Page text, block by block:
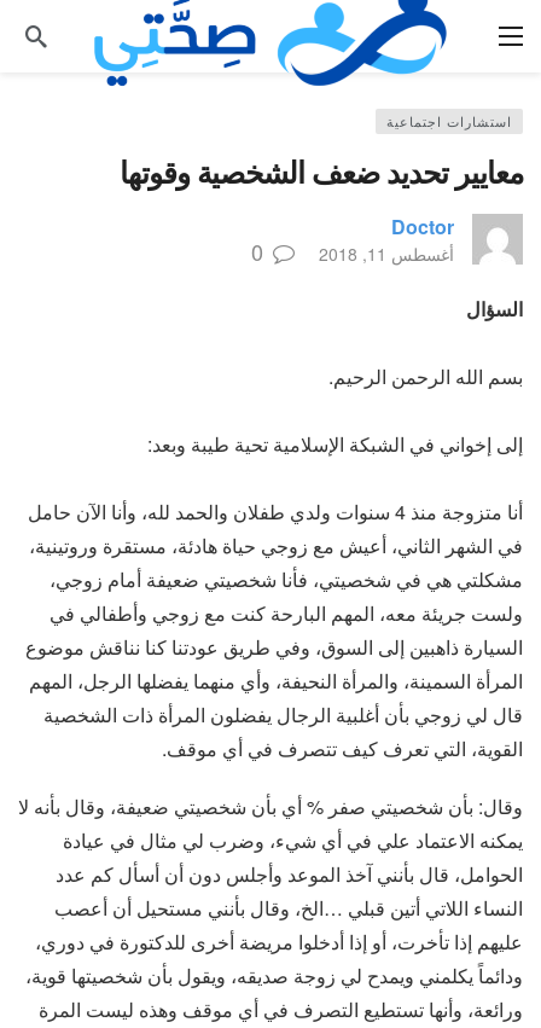
استشارات اجتماعية
معايير تحديد ضعف الشخصية وقوتها
Doctor
أغسطس 11, 2018 0
السؤال
بسم الله الرحمن الرحيم.
إلى إخواني في الشبكة الإسلامية تحية طيبة وبعد:
أنا متزوجة منذ 4 سنوات ولدي طفلان والحمد لله، وأنا الآن حامل
في الشهر الثاني، أعيش مع زوجي حياة هادئة، مستقرة وروتينية،
مشكلتي هي في شخصيتي، فأنا شخصيتي ضعيفة أمام زوجي،
ولست جريئة معه، المهم البارحة كنت مع زوجي وأطفالي في
السيارة ذاهبين إلى السوق، وفي طريق عودتنا كنا نناقش موضوع
المرأة السمينة، والمرأة النحيفة، وأي منهما يفضلها الرجل، المهم
قال لي زوجي بأن أغلبية الرجال يفضلون المرأة ذات الشخصية
القوية، التي تعرف كيف تتصرف في أي موقف.
وقال: بأن شخصيتي صفر % أي بأن شخصيتي ضعيفة، وقال بأنه لا
يمكنه الاعتماد علي في أي شيء، وضرب لي مثال في عيادة
الحوامل، قال بأنني آخذ الموعد وأجلس دون أن أسأل كم عدد
النساء اللاتي أتين قبلي …الخ، وقال بأنني مستحيل أن أعصب
عليهم إذا تأخرت، أو إذا أدخلوا مريضة أخرى للدكتورة في دوري،
ودائماً يكلمني ويمدح لي زوجة صديقه، ويقول بأن شخصيتها قوية،
ورائعة، وأنها تستطيع التصرف في أي موقف وهذه ليست المرة